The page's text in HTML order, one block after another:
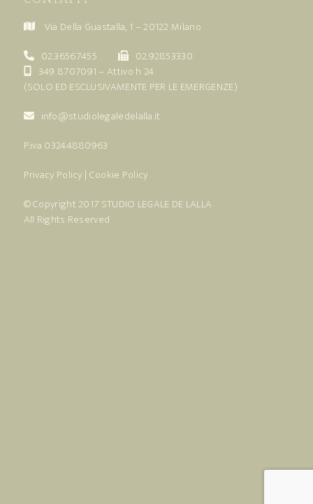
Via Della Guastalla, 1 – 20122 Milano
02.36567455
02.92853330
349 8707091 – Attivo h 24
(SOLO ED ESCLUSIVAMENTE PER LE EMERGENZE)
info@studiolegaledelalla.it
P.iva 03244880963
Privacy Policy | Cookie Policy
© Copyright 2017 STUDIO LEGALE DE LALLA
All Rights Reserved